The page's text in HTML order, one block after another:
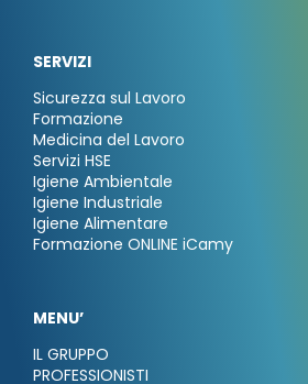
SERVIZI
Sicurezza sul Lavoro
Formazione
Medicina del Lavoro
Servizi HSE
Igiene Ambientale
Igiene Industriale
Igiene Alimentare
Formazione ONLINE iCamy
MENU’
IL GRUPPO
PROFESSIONISTI